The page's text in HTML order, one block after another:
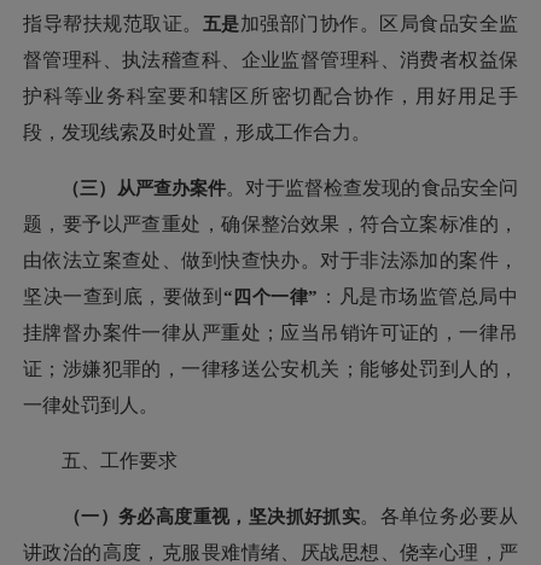
指导帮扶规范取证。 五是加强部门协作。区局食品安全监
督管理科、执法稽查科、企业监督管理科、消费者权益保
护科等业务科室要和辖区所密切配合协作，用好用足手
段，发现线索及时处置，形成工作合力。
（三）从严查办案件。对于监督检查发现的食品安全问
题，要予以严查重处，确保整治效果，符合立案标准的，
由依法立案查处、做到快查快办。对于非法添加的案件，
坚决一查到底，要做到 “四个一律” ：凡是市场监管总局中
挂牌督办案件一律从严重处；应当吊销许可证的，一律吊
证；涉嫌犯罪的，一律移送公安机关；能够处罚到人的，
一律处罚到人。
五、工作要求
（一）务必高度重视，坚决抓好抓实。各单位务必要从
讲政治的高度，克服畏难情绪、厌战思想、侥幸心理，严